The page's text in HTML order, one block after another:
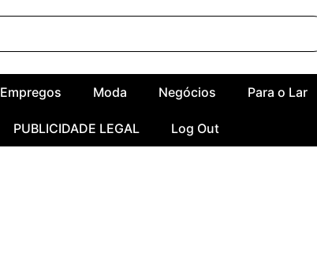
Empregos Moda Negócios Para o Lar
PUBLICIDADE LEGAL Log Out